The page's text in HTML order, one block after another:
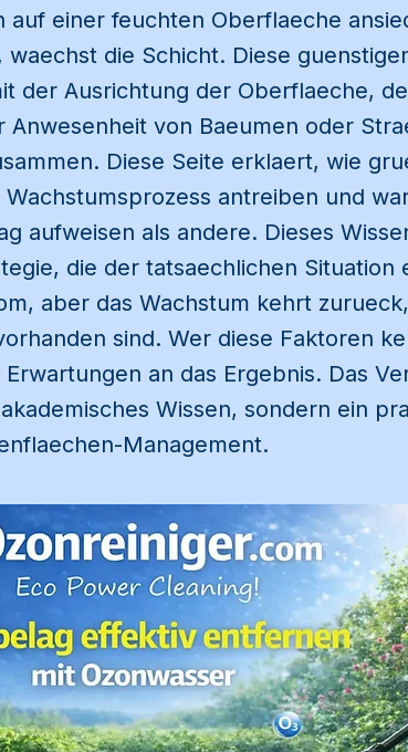
auf einer feuchten Oberflaeche
die Schicht. Diese
der Ausrichtung der Oberflaeche,
Anwesenheit von Baeumen oder
Diese Seite erklaert, wie
antreiben und
aufweisen als andere. Dieses
die der tatsaechlichen Situation
aber das Wachstum kehrt
sind. Wer diese Faktoren
an das Ergebnis. Das
Wissen, sondern ein
Management.